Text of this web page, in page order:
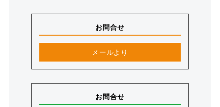
お問合せ
メールより
お問合せ